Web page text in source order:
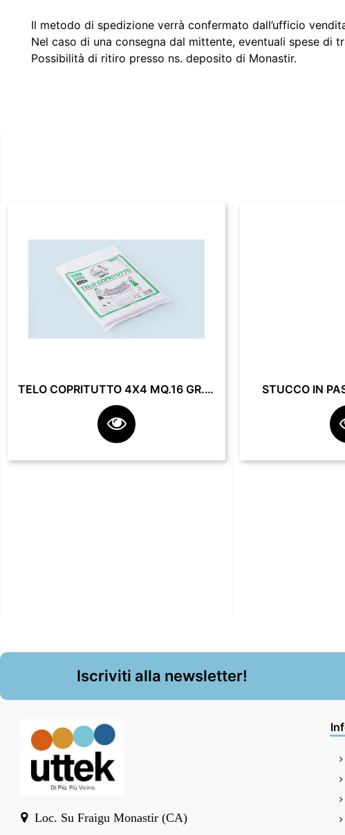
Il metodo di spedizione verrà confermato dall’ufficio
Nel caso di una consegna dal mittente, eventuali spese di
Possibilità di ritiro presso ns. deposito di Monastir.
TELO COPRITUTTO 4X4 MQ.16 GR. 200** STUCCO IN
Iscriviti alla newsletter!
Loc. Su Fraigu Monastir (CA)